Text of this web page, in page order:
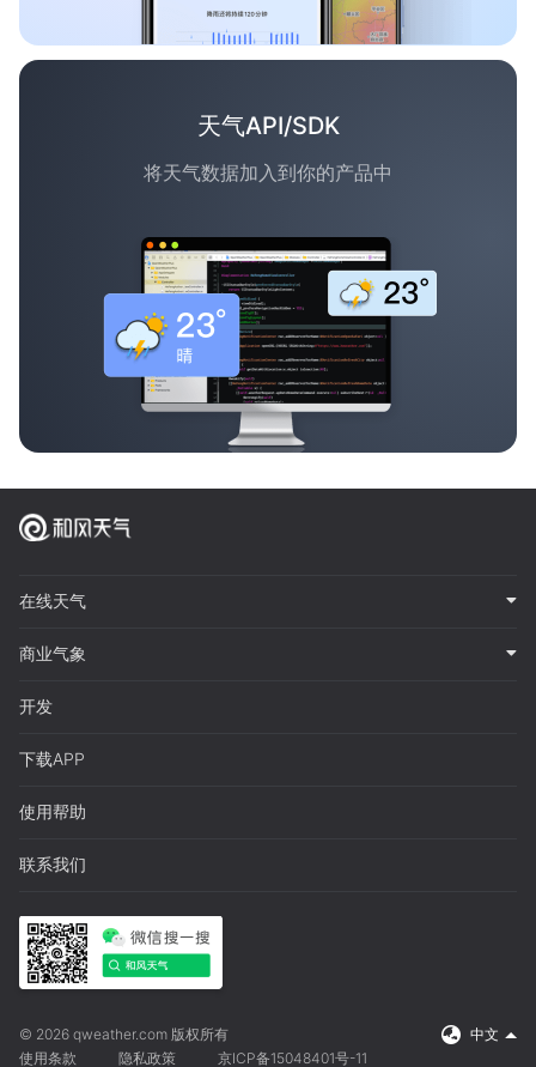
天气API/SDK
将天气数据加入到你的产品中
在线天气
商业气象
开发
下载APP
使用帮助
联系我们
© 2026 qweather.com 版权所有
中文
使用条款
隐私政策 京ICP备15048401号-11